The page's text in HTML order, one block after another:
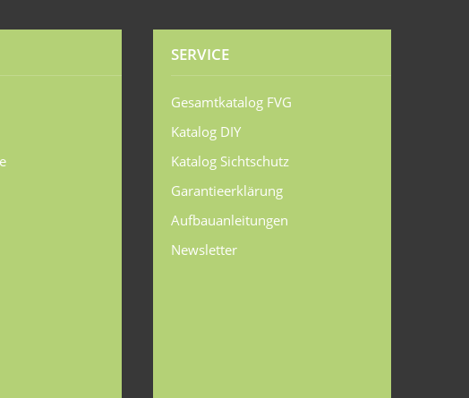
SERVICE
Gesamtkatalog FVG
Katalog DIY
Katalog Sichtschutz
Garantieerklärung
Aufbauanleitungen
Newsletter